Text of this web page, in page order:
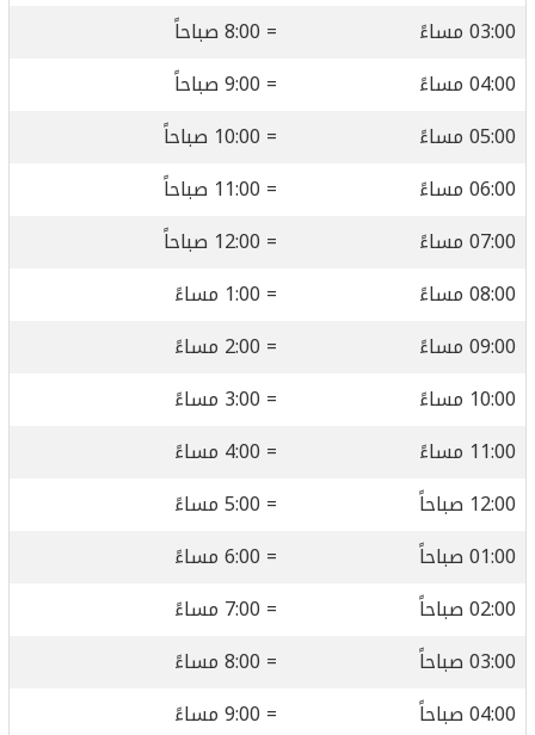
03:00 مساءً
= 8:00 صباحاً
04:00 مساءً
= 9:00 صباحاً
05:00 مساءً
= 10:00 صباحاً
06:00 مساءً
= 11:00 صباحاً
07:00 مساءً
= 12:00 صباحاً
08:00 مساءً
= 1:00 مساءً
09:00 مساءً
= 2:00 مساءً
10:00 مساءً
= 3:00 مساءً
11:00 مساءً
= 4:00 مساءً
12:00 صباحاً
= 5:00 مساءً
01:00 صباحاً
= 6:00 مساءً
02:00 صباحاً
= 7:00 مساءً
03:00 صباحاً
= 8:00 مساءً
04:00 صباحاً
= 9:00 مساءً